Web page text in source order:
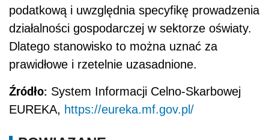
podatkową i uwzględnia specyfikę prowadzenia
działalności gospodarczej w sektorze oświaty.
Dlatego stanowisko to można uznać za
prawidłowe i rzetelnie uzasadnione.
Źródło: System Informacji Celno-Skarbowej
EUREKA, https://eureka.mf.gov.pl/